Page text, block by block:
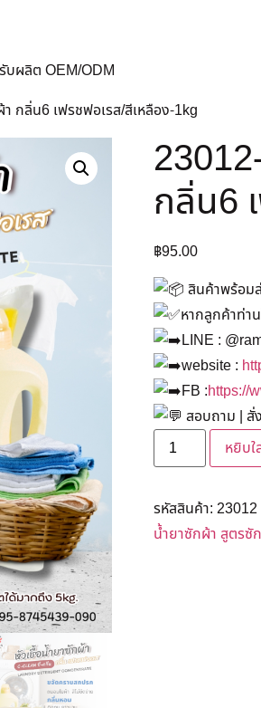
บผลิต OEM/ODM
กลิ่น6 เฟรชฟอเรส/สีเหลือง-1kg
กลิ่น6
฿95.00
สินค้าพร้อม
หากลูกค้าท่า
LINE :
website :
FB :https://
สอบถาม | สั่
หยิบใ
รหัสสินค้า: 23012
น้ำยาซักผ้า สูตรซั